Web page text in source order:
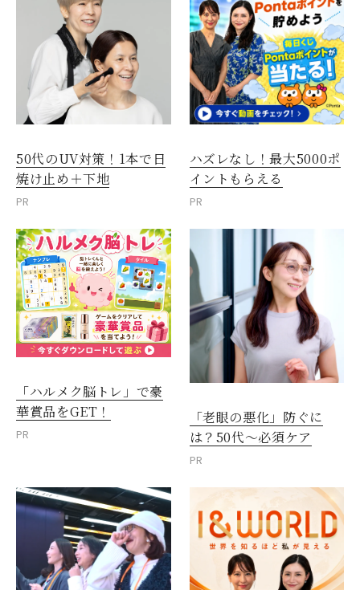
50代のUV対策！1本で日
焼け止め＋下地
PR
ハズレなし！最大5000ポ
イントもらえる
PR
「ハルメク脳トレ」で豪
華賞品をGET！
PR
「老眼の悪化」防ぐに
は？50代～必須ケア
PR